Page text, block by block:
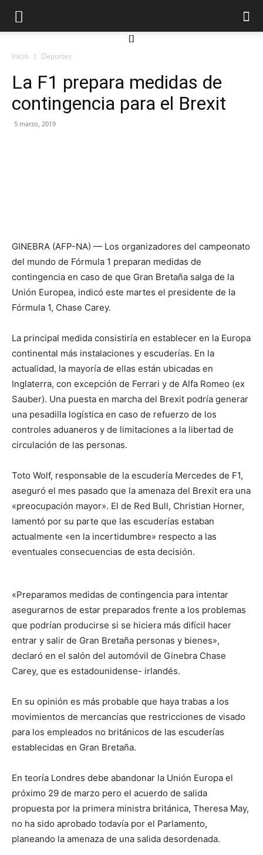
[]
Inicio Deportes
La F1 prepara medidas de
contingencia para el Brexit
5 marzo, 2019
GINEBRA (AFP-NA) — Los organizadores del campeonato
del mundo de Fórmula 1 preparan medidas de
contingencia en caso de que Gran Bretaña salga de la
Unión Europea, indicó este martes el presidente de la
Fórmula 1, Chase Carey.
La principal medida consistiría en establecer en la Europa
continental más instalaciones y escuderías. En la
actualidad, la mayoría de ellas están ubicadas en
Inglaterra, con excepción de Ferrari y de Alfa Romeo (ex
Sauber). Una puesta en marcha del Brexit podría generar
una pesadilla logística en caso de refuerzo de los
controles aduaneros y de limitaciones a la libertad de
circulación de las personas.
Toto Wolf, responsable de la escudería Mercedes de F1,
aseguró el mes pasado que la amenaza del Brexit era una
«preocupación mayor». El de Red Bull, Christian Horner,
lamentó por su parte que las escuderías estaban
actualmente «en la incertidumbre» respecto a las
eventuales consecuencias de esta decisión.
«Preparamos medidas de contingencia para intentar
asegurarnos de estar preparados frente a los problemas
que podrían producirse si se hiciera más difícil hacer
entrar y salir de Gran Bretaña personas y bienes»,
declaró en el salón del automóvil de Ginebra Chase
Carey, que es estadounidense- irlandés.
En su opinión es más probable que haya trabas a los
movimientos de mercancías que restricciones de visado
para los empleados no británicos de las escuderías
establecidas en Gran Bretaña.
En teoría Londres debe abandonar la Unión Europa el
próximo 29 de marzo pero el acuerdo de salida
propuesta por la primera ministra británica, Theresa May,
no ha sido aprobado todavía por el Parlamento,
planeando la amenaza de una salida desordenada.